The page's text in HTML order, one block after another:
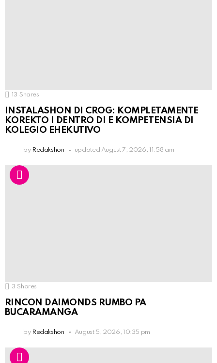
13 Shares
INSTALASHON DI CROG: KOMPLETAMENTE
KOREKTO I DENTRO DI E KOMPETENSIA DI
KOLEGIO EHEKUTIVO
by Redakshon updated August 7, 2026, 11:58 am
3 Shares
RINCON DAIMONDS RUMBO PA
BUCARAMANGA
by Redakshon August 5, 2026, 10:35 pm